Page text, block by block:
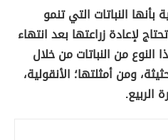
بأنها النباتات التي تنمو
لإعادة زراعتها بعد انتهاء
النوع من النباتات من خلال
ومن أمثلتها؛ الأنقولية،
الربيع.